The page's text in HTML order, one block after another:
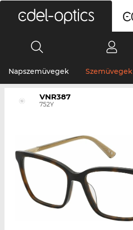
Napszemüvegek Szemüvegek
VNR387
752Y